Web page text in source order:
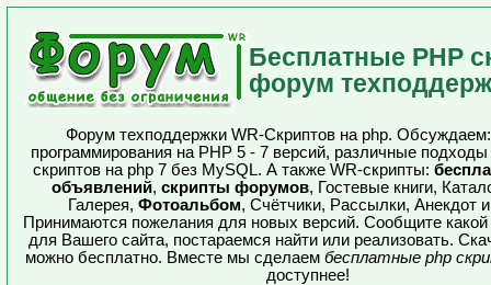
Бесплатные PHP
форум
Форум техподдержки WR-Скриптов на php.
программирования на PHP 5 - 7 версий, различные
скриптов на php 7 без MySQL. А также WR-скрипты:
объявлений, скрипты форумов, Гостевые книги,
Галерея, Фотоальбом, Счётчики, Рассылки, Анекдот и
Принимаются пожелания для новых версий. Сообщите какой
для Вашего сайта, постараемся найти или реализовать.
можно бесплатно. Вместе мы сделаем бесплатные php
доступнее!